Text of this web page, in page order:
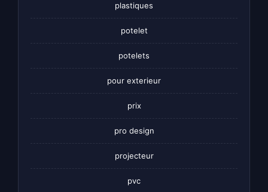
plastiques
potelet
potelets
pour exterieur
prix
pro design
projecteur
pvc